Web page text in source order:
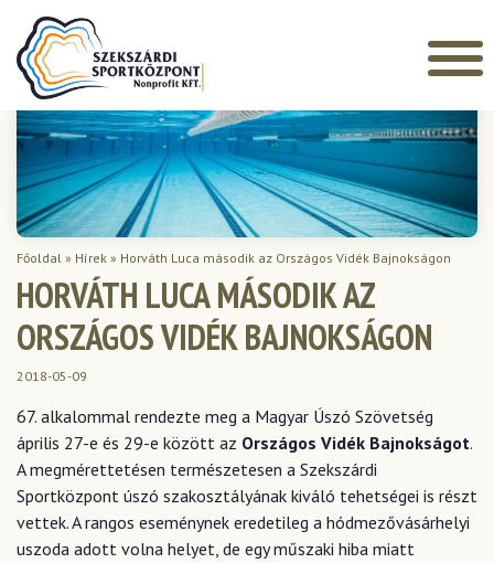
Főoldal » Hírek » Horváth Luca második az Országos Vidék Bajnokságon
HORVÁTH LUCA MÁSODIK AZ
ORSZÁGOS VIDÉK BAJNOKSÁGON
2018-05-09
67. alkalommal rendezte meg a Magyar Úszó Szövetség
április 27-e és 29-e között az Országos Vidék Bajnokságot.
A megmérettetésen természetesen a Szekszárdi
Sportközpont úszó szakosztályának kiváló tehetségei is részt
vettek. A rangos eseménynek eredetileg a hódmezővásárhelyi
uszoda adott volna helyet, de egy műszaki hiba miatt